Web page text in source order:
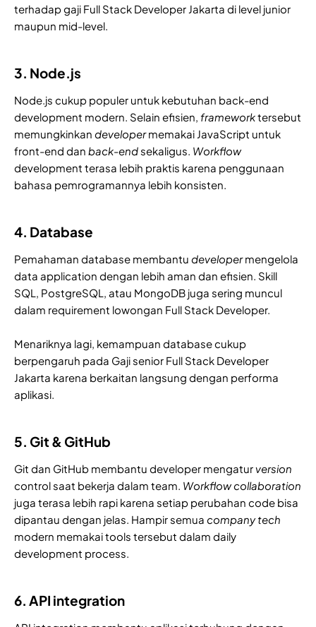
terhadap gaji Full Stack Developer Jakarta di level junior
maupun mid-level.
3. Node.js
Node.js cukup populer untuk kebutuhan back-end
development modern. Selain efisien, frameworktersebut
memungkinkan developermemakai JavaScript untuk
front-end dan back-endsekaligus. Workflow
development terasa lebih praktis karena penggunaan
bahasa pemrogramannya lebih konsisten.
4. Database
Pemahaman database membantu developermengelola
data application dengan lebih aman dan efisien. Skill
SQL, PostgreSQL, atau MongoDB juga sering muncul
dalam requirement lowongan Full Stack Developer.
Menariknya lagi, kemampuan database cukup
berpengaruh pada Gaji senior Full Stack Developer
Jakarta karena berkaitan langsung dengan performa
aplikasi.
5. Git & GitHub
Git dan GitHub membantu developer mengaturversion
control saat bekerja dalam team. Workflow collaboration
juga terasa lebih rapi karena setiap perubahan code bisa
dipantau dengan jelas. Hampir semua company tech
modern memakai tools tersebut dalam daily
development process.
6. API integration